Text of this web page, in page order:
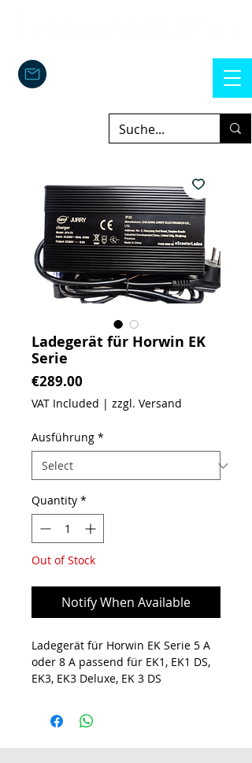
Ladegerät für Horwin EK
Serie
€289.00
VAT Included | zzgl. Versand
Ausführung *
Quantity *
Out of Stock
Notify When Available
Ladegerät für Horwin EK Serie 5 A
oder 8 A passend für EK1, EK1 DS,
EK3, EK3 Deluxe, EK 3 DS